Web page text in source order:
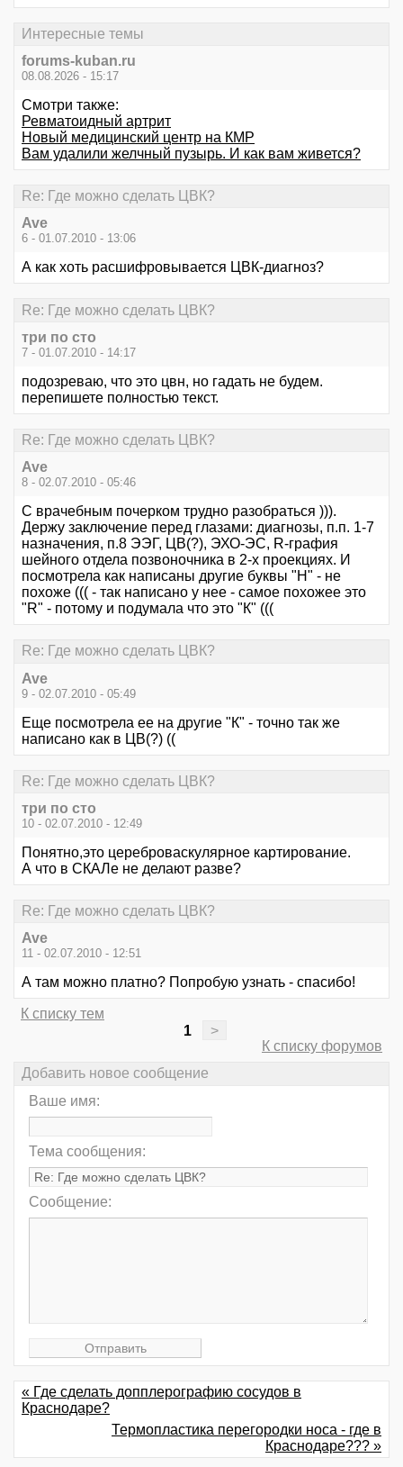
Интересные темы
forums-kuban.ru
08.08.2026 - 15:17
Смотри также:
Ревматоидный артрит
Новый медицинский центр на КМР
Вам удалили желчный пузырь. И как вам живется?
Re: Где можно сделать ЦВК?
Ave
6 - 01.07.2010 - 13:06
А как хоть расшифровывается ЦВК-диагноз?
Re: Где можно сделать ЦВК?
три по сто
7 - 01.07.2010 - 14:17
подозреваю, что это цвн, но гадать не будем.
перепишете полностью текст.
Re: Где можно сделать ЦВК?
Ave
8 - 02.07.2010 - 05:46
С врачебным почерком трудно разобраться ))).
Держу заключение перед глазами: диагнозы, п.п. 1-7
назначения, п.8 ЭЭГ, ЦВ(?), ЭХО-ЭС, R-графия
шейного отдела позвоночника в 2-х проекциях. И
посмотрела как написаны другие буквы "Н" - не
похоже ((( - так написано у нее - самое похожее это
"R" - потому и подумала что это "К" (((
Re: Где можно сделать ЦВК?
Ave
9 - 02.07.2010 - 05:49
Еще посмотрела ее на другие "К" - точно так же
написано как в ЦВ(?) ((
Re: Где можно сделать ЦВК?
три по сто
10 - 02.07.2010 - 12:49
Понятно,это цереброваскулярное картирование.
А что в СКАЛе не делают разве?
Re: Где можно сделать ЦВК?
Ave
11 - 02.07.2010 - 12:51
А там можно платно? Попробую узнать - спасибо!
К списку тем
1
>
К списку форумов
Добавить новое сообщение
Ваше имя:
Тема сообщения:
Сообщение:
« Где сделать допплерографию сосудов в
Краснодаре?
Термопластика перегородки носа - где в
Краснодаре??? »